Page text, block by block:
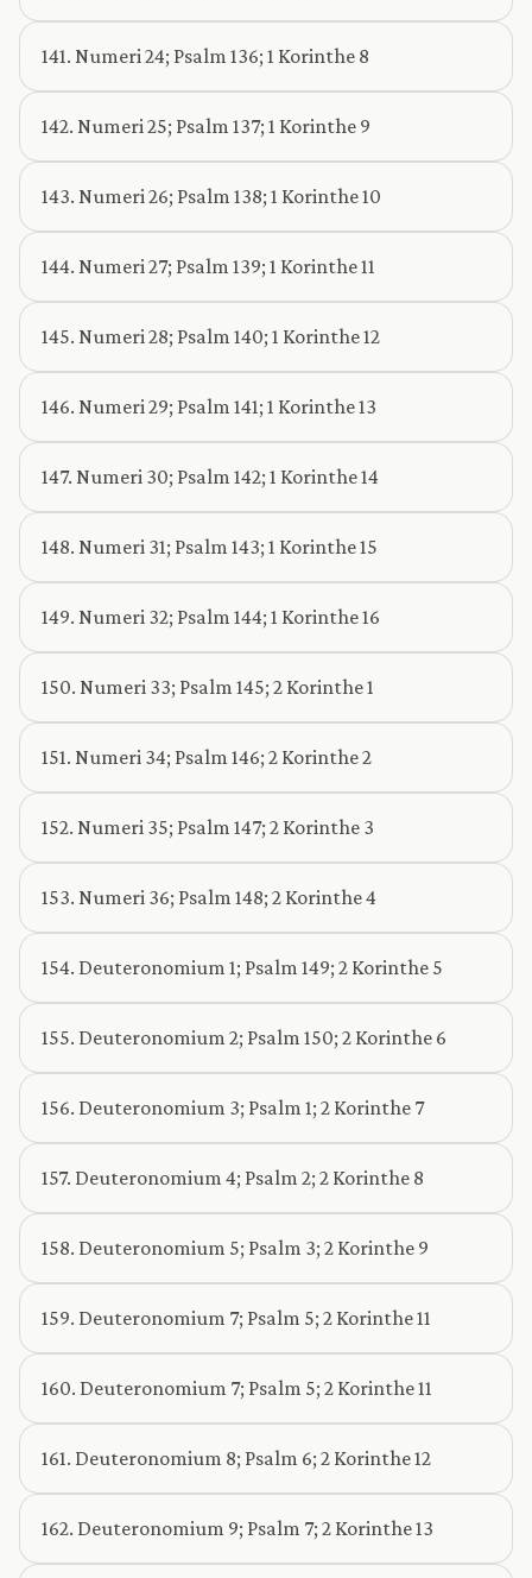
141. Numeri 24; Psalm 136; 1 Korinthe 8
142. Numeri 25; Psalm 137; 1 Korinthe 9
143. Numeri 26; Psalm 138; 1 Korinthe 10
144. Numeri 27; Psalm 139; 1 Korinthe 11
145. Numeri 28; Psalm 140; 1 Korinthe 12
146. Numeri 29; Psalm 141; 1 Korinthe 13
147. Numeri 30; Psalm 142; 1 Korinthe 14
148. Numeri 31; Psalm 143; 1 Korinthe 15
149. Numeri 32; Psalm 144; 1 Korinthe 16
150. Numeri 33; Psalm 145; 2 Korinthe 1
151. Numeri 34; Psalm 146; 2 Korinthe 2
152. Numeri 35; Psalm 147; 2 Korinthe 3
153. Numeri 36; Psalm 148; 2 Korinthe 4
154. Deuteronomium 1; Psalm 149; 2 Korinthe 5
155. Deuteronomium 2; Psalm 150; 2 Korinthe 6
156. Deuteronomium 3; Psalm 1; 2 Korinthe 7
157. Deuteronomium 4; Psalm 2; 2 Korinthe 8
158. Deuteronomium 5; Psalm 3; 2 Korinthe 9
159. Deuteronomium 7; Psalm 5; 2 Korinthe 11
160. Deuteronomium 7; Psalm 5; 2 Korinthe 11
161. Deuteronomium 8; Psalm 6; 2 Korinthe 12
162. Deuteronomium 9; Psalm 7; 2 Korinthe 13